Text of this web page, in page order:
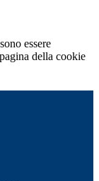
essere
della cookie